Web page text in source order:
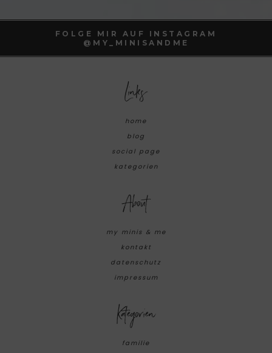
FOLGE MIR AUF INSTAGRAM
@MY_MINISANDME
Links
home
blog
social page
kategorien
About
my minis & me
kontakt
datenschutz
impressum
Kategorien
familie